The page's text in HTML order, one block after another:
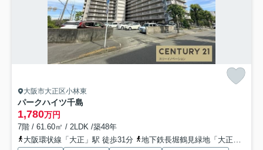
大阪市大正区小林東
パークハイツ千島
1,780万円
7階 / 61.60㎡ / 2LDK /築48年
大阪環状線「大正」駅 徒歩31分
地下鉄長堀鶴見緑地「大正」駅 徒歩31分